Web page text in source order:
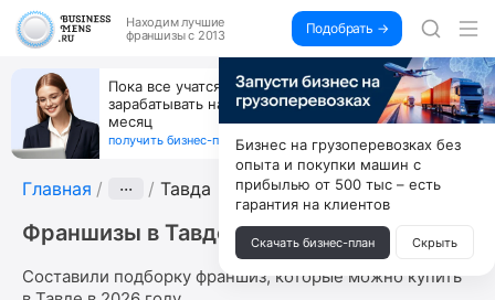
Находим лучшие
франшизы с 2013
Подобрать →
Открой студию, где не колют и не режут,
а делают массаж лица руками и в первый
получи 4.5 млн
получить бизнес-план ↓
Главная ··· Тавда
Франшизы в Тавде
Составили подборку франшиз, которые можно купить
Бизнес на грузоперевозках без
опыта и покупки машин с
прибылью от 500 тыс – есть
гарантия на клиентов
Скачать бизнес-план Скрыть